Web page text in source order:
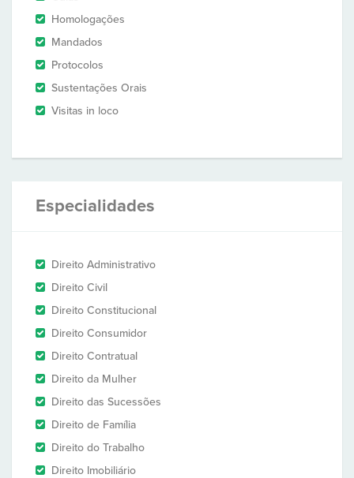
Homologações
Mandados
Protocolos
Sustentações Orais
Visitas in loco
Especialidades
Direito Administrativo
Direito Civil
Direito Constitucional
Direito Consumidor
Direito Contratual
Direito da Mulher
Direito das Sucessões
Direito de Família
Direito do Trabalho
Direito Imobiliário